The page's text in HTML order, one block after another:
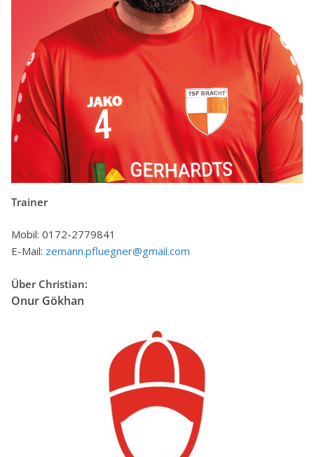
Trainer
Mobil: 0172-2779841
E-Mail: zemann.pfluegner@gmail.com
Über Christian:
Onur Gökhan